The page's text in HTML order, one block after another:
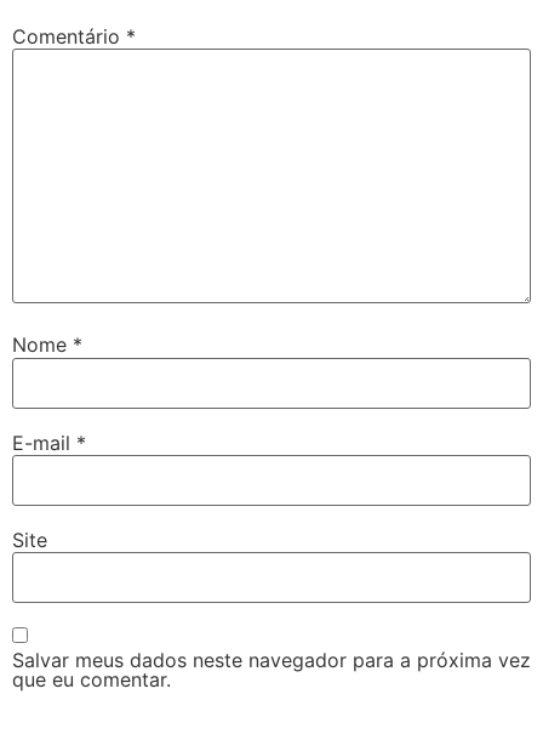
Comentário *
Nome *
E-mail *
Site
Salvar meus dados neste navegador para a próxima vez
que eu comentar.